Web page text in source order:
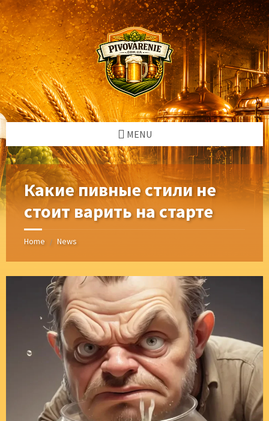
Skip
to
content
Skip
to
left
sidebar
Skip
to
right
sidebar
Skip
to
footer
MENU
Какие пивные стили не
стоит варить на старте
Home / News